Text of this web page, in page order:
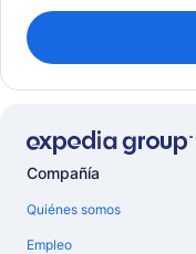
Compañía
Quiénes somos
Empleo